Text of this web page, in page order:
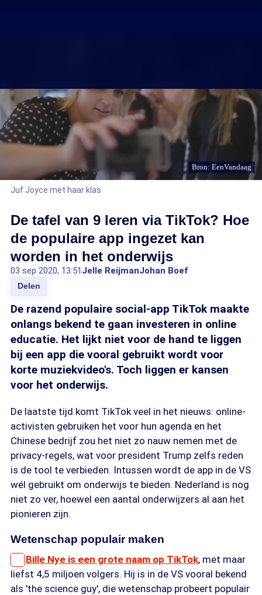
Bron: EenVandaag
Juf Joyce met haar klas
De tafel van 9 leren via TikTok? Hoe
de populaire app ingezet kan
worden in het onderwijs
03 sep 2020, 13:51 Jelle ReijmanJohan Boef
Delen
De razend populaire social-app TikTok maakte
onlangs bekend te gaan investeren in online
educatie. Het lijkt niet voor de hand te liggen
bij een app die vooral gebruikt wordt voor
korte muziekvideo's. Toch liggen er kansen
voor het onderwijs.
De laatste tijd komt TikTok veel in het nieuws: online-
activisten gebruiken het voor hun agenda en het
Chinese bedrijf zou het niet zo nauw nemen met de
privacy-regels, wat voor president Trump zelfs reden
is de tool te verbieden. Intussen wordt de app in de VS
wél gebruikt om onderwijs te bieden. Nederland is nog
niet zo ver, hoewel een aantal onderwijzers al aan het
pionieren zijn.
Wetenschap populair maken
Bille Nye is een grote naam op TikTok, met maar
liefst 4,5 miljoen volgers. Hij is in de VS vooral bekend
als 'the science guy', die wetenschap probeert populair